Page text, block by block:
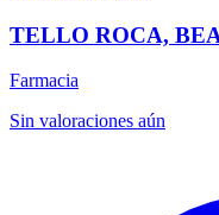
TELLO ROCA,
Farmacia
Sin valoraciones aún